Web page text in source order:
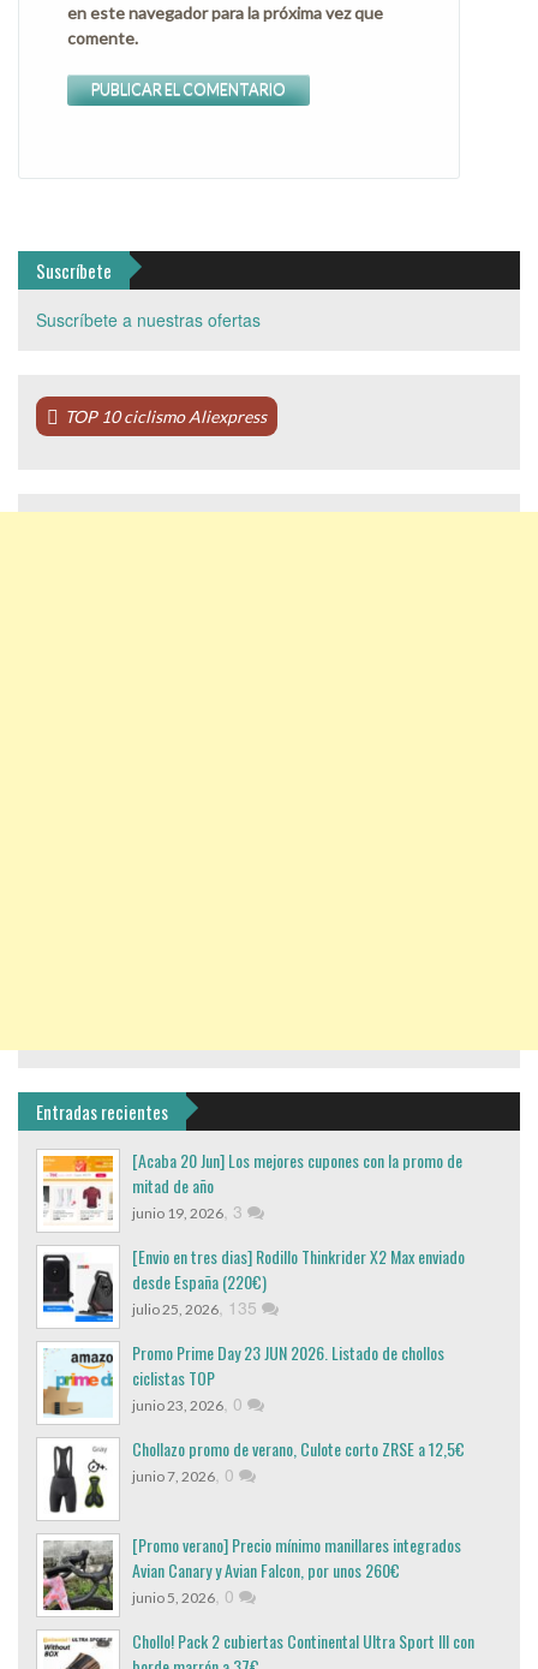
en este navegador para la próxima vez que
comente.
Suscríbete
Suscríbete a nuestras ofertas
TOP 10 ciclismo Aliexpress
Entradas recientes
[Acaba 20 Jun] Los mejores cupones con la promo de
mitad de año
junio 19, 2026, 3
[Envio en tres dias] Rodillo Thinkrider X2 Max enviado
desde España (220€)
julio 25, 2026, 135
Promo Prime Day 23 JUN 2026. Listado de chollos
ciclistas TOP
junio 23, 2026, 0
Chollazo promo de verano, Culote corto ZRSE a 12,5€
junio 7, 2026, 0
[Promo verano] Precio mínimo manillares integrados
Avian Canary y Avian Falcon, por unos 260€
junio 5, 2026, 0
Chollo! Pack 2 cubiertas Continental Ultra Sport III con